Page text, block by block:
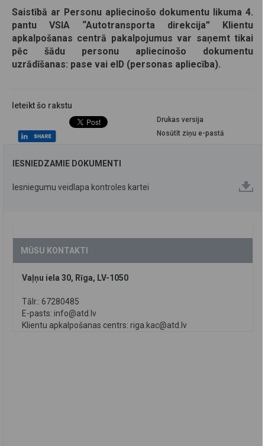
Saistībā ar Personu apliecinošo dokumentu likuma 4.
pantu VSIA “Autotransporta direkcija” Klientu
apkalpošanas centrā pakalpojumus var saņemt tikai
pēc šādu personu apliecinošo dokumentu
uzrādīšanas: pase vai eID (personas apliecība).
Ieteikt šo rakstu
Drukas versija
Nosūtīt ziņu e-pastā
IESNIEDZAMIE DOKUMENTI
Iesniegumu veidlapa kontroles kartei
MŪSU KONTAKTI
Vaļņu iela 30, Rīga, LV-1050
Tālr.: 67280485
E-pasts: info@atd.lv
Klientu apkalpošanas centrs: riga.kac@atd.lv